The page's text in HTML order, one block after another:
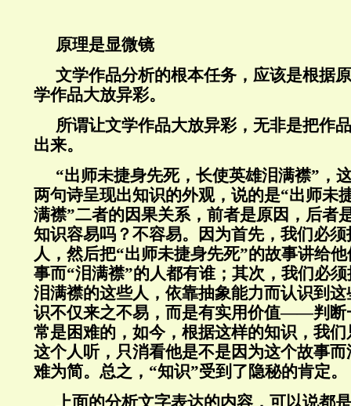
原理是显微镜
文学作品分析的根本任务，应该是根据
学作品大放异彩。
所谓让文学作品大放异彩，无非是把作
出来。
“出师未捷身先死，长使英雄泪满襟”，
两句诗呈现出知识的外观，说的是“出师未
满襟”二者的因果关系，前者是原因，后者
知识容易吗？不容易。因为首先，我们必
人，然后把“出师未捷身先死”的故事讲给
事而“泪满襟”的人都有谁；其次，我们必
泪满襟的这些人，依靠抽象能力而认识到
识不仅来之不易，而是有实用价值——判断
常是困难的，如今，根据这样的知识，我
这个人听，只消看他是不是因为这个故事
难为简。总之，“知识”受到了隐秘的肯定。
上面的分析文字表达的内容，可以说都